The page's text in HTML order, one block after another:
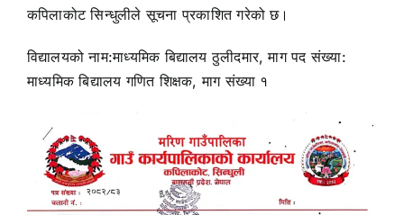
कपिलाकोट सिन्धुलीले सूचना प्रकाशित गरेको छ।
विद्यालयको नाम:माध्यमिक बिद्यालय ठुलीदमार, माग पद संख्या:
माध्यमिक बिद्यालय गणित शिक्षक, माग संख्या १